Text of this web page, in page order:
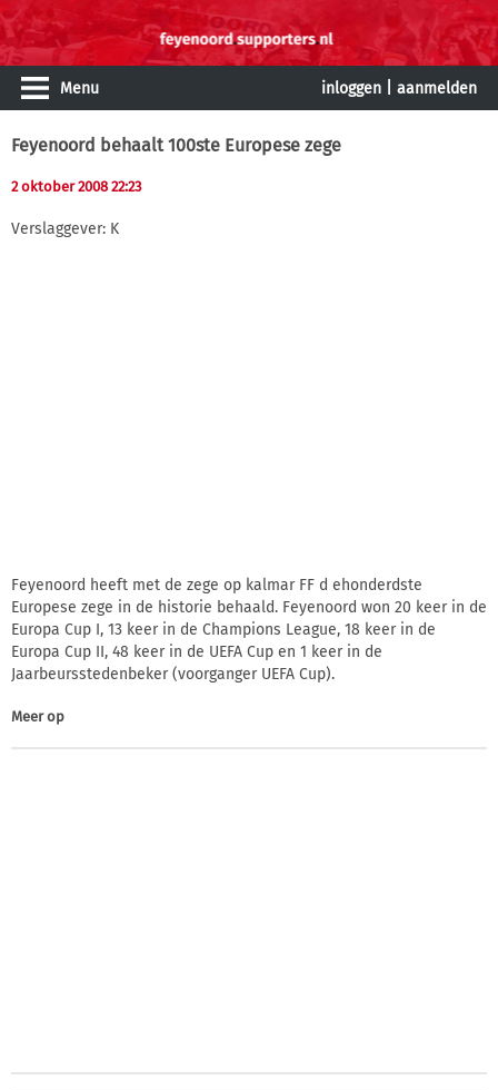
Menu inloggen aanmelden
Feyenoord behaalt 100ste Europese zege
2 oktober 2008 22:23
Verslaggever: K
Feyenoord heeft met de zege op kalmar FF d ehonderdste
Europese zege in de historie behaald. Feyenoord won 20 keer in de
Europa Cup I, 13 keer in de Champions League, 18 keer in de
Europa Cup II, 48 keer in de UEFA Cup en 1 keer in de
Jaarbeursstedenbeker (voorganger UEFA Cup).
Meer op